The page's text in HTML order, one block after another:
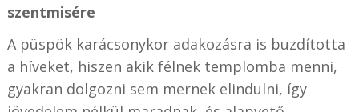
szentmisére
A püspök karácsonykor adakozásra is buzdította
a híveket, hiszen akik félnek templomba menni,
gyakran dolgozni sem mernek elindulni, így